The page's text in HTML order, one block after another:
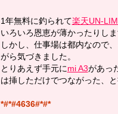
1年無料に釣られて楽天UN-
いろいろ恩恵が薄かったりしま
しかし、仕事場は都内なので
がら気づきました。
とりあえず手元にmi A3があっ
は挿しただけでつながった、
*#*#4636#*#*